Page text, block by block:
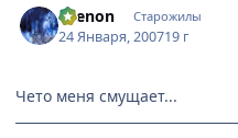
Ksenon Старожилы
24 Января, 200719 г
Чето меня смущает...